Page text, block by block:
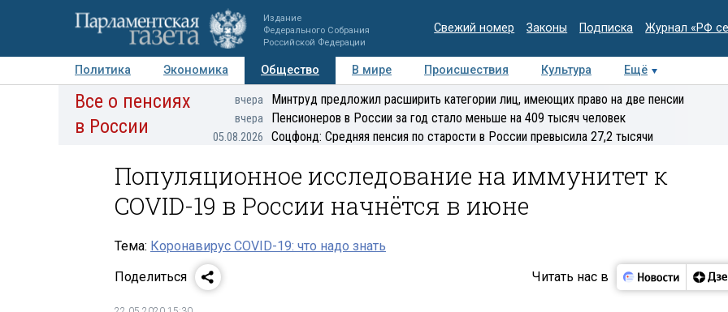
Издание
Федерального Собрания
Российской Федерации
Свежий номер Законы Подписка Журнал «РФ
Политика Экономика Общество В мире Происшествия Культура
Ещё
Авторы Персоны Мнения Регионы Медиацентр Интервью Колумнисты
Все о пенсиях
в России
вчера Минтруд предложил расширить категории лиц, имеющих право на две пенсии
вчера Пенсионеров в России за год стало меньше на 409 тысяч человек
05.08.2026 Соцфонд: Средняя пенсия по старости в России превысила 27,2 тысячи
Популяционное исследование на иммунитет к
COVID-19 в России начнётся в июне
Тема: Коронавирус COVID-19: что надо знать
Поделиться
Читать нас в